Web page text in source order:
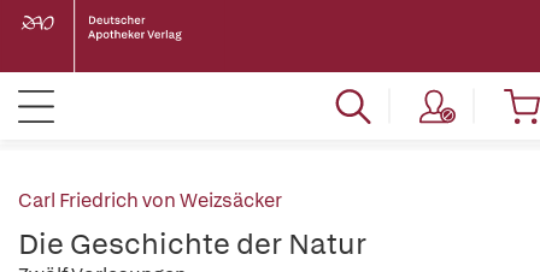
Carl Friedrich von Weizsäcker
Die Geschichte der Natur